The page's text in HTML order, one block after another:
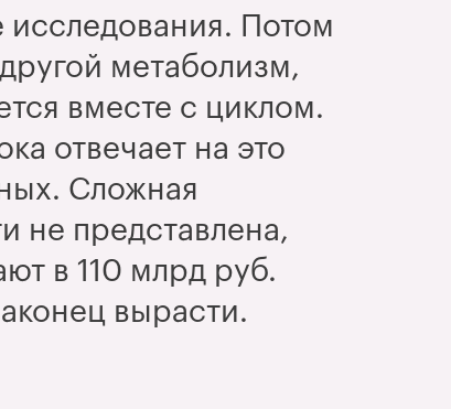
исследования. Потом
метаболизм,
вместе с циклом.
отвечает на это
Сложная
не представлена,
в 110 млрд руб.
вырасти.